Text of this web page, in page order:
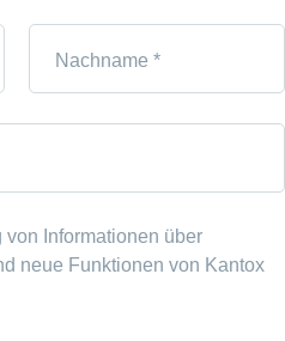
Nachname *
von Informationen über
neue Funktionen von Kantox